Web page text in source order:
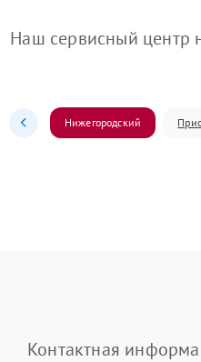
Наш сервисный центр
Нижегородский
Контактная